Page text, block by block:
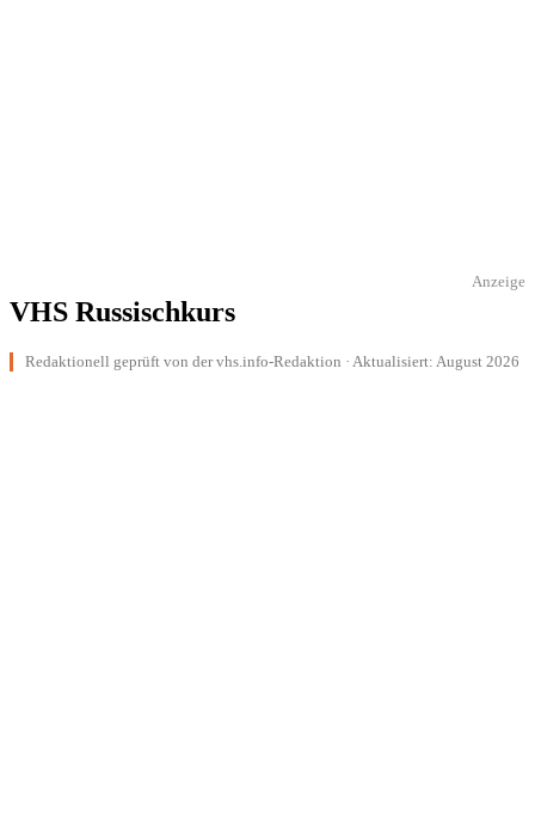
Anzeige
VHS Russischkurs
Redaktionell geprüft von der vhs.info-Redaktion · Aktualisiert: August 2026